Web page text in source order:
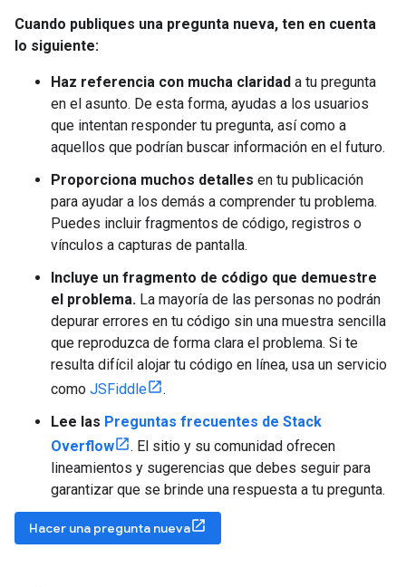
Cuando publiques una pregunta nueva, ten en cuenta
lo siguiente:
Haz referencia con mucha claridad a tu pregunta
en el asunto. De esta forma, ayudas a los usuarios
que intentan responder tu pregunta, así como a
aquellos que podrían buscar información en el futuro.
Proporciona muchos detalles en tu publicación
para ayudar a los demás a comprender tu problema.
Puedes incluir fragmentos de código, registros o
vínculos a capturas de pantalla.
Incluye un fragmento de código que demuestre
el problema. La mayoría de las personas no podrán
depurar errores en tu código sin una muestra sencilla
que reproduzca de forma clara el problema. Si te
resulta difícil alojar tu código en línea, usa un servicio
como JSFiddle
.
Lee las Preguntas frecuentes de Stack
Overflow
. El sitio y su comunidad ofrecen
lineamientos y sugerencias que debes seguir para
garantizar que se brinde una respuesta a tu pregunta.
Hacer una pregunta nueva